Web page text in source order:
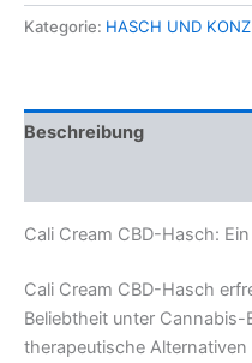
Haschisch
Kategorie: HASCH UND
Beschreibung
Cali Cream CBD-Hasch:
Cali Cream CBD-Hasch
Beliebtheit unter
therapeutische